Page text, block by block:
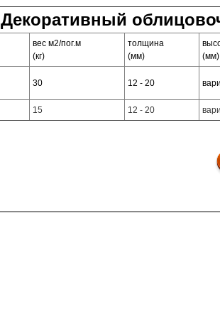
Декоративный
вес м2/пог.м
(кг)
толщина
(мм)
(мм)
30 12 - 20
15 12 - 20